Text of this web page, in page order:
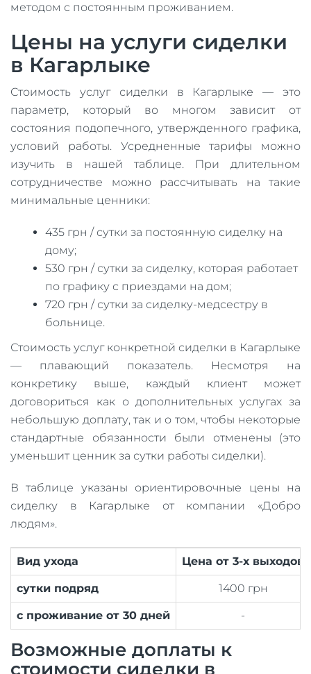
методом с постоянным проживанием.
Цены на услуги сиделки
в Кагарлыке
Стоимость услуг сиделки в Кагарлыке — это
параметр, который во многом зависит от
состояния подопечного, утвержденного графика,
условий работы. Усредненные тарифы можно
изучить в нашей таблице. При длительном
сотрудничестве можно рассчитывать на такие
минимальные ценники:
435 грн / сутки за постоянную сиделку на
дому;
530 грн / сутки за сиделку, которая работает
по графику с приездами на дом;
720 грн / сутки за сиделку-медсестру в
больнице.
Стоимость услуг конкретной сиделки в Кагарлыке
— плавающий показатель. Несмотря на
конкретику выше, каждый клиент может
договориться как о дополнительных услугах за
небольшую доплату, так и о том, чтобы некоторые
стандартные обязанности были отменены (это
уменьшит ценник за сутки работы сиделки).
В таблице указаны ориентировочные цены на
сиделку в Кагарлыке от компании «Добро
людям».
Вид ухода Цена от 3-х выходов
сутки подряд 1400 грн
с проживание от 30 дней -
Возможные доплаты к
стоимости сиделки в